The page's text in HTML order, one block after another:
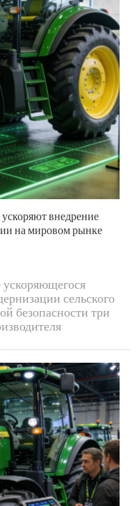
внедрение
на мировом рынке
сельского
безопасности три
в период